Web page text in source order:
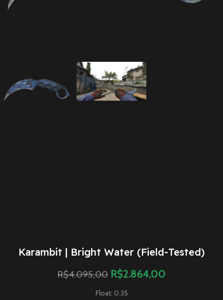
Karambit | Bright Water (Field-Tested)
R$4.095,00 R$2.864,00
Float: 0.35